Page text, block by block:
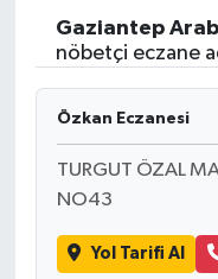
Gaziantep
nöbetçi eczane
Özkan Eczanesi
TURGUT ÖZAL
NO43
Yol Tarifi Al